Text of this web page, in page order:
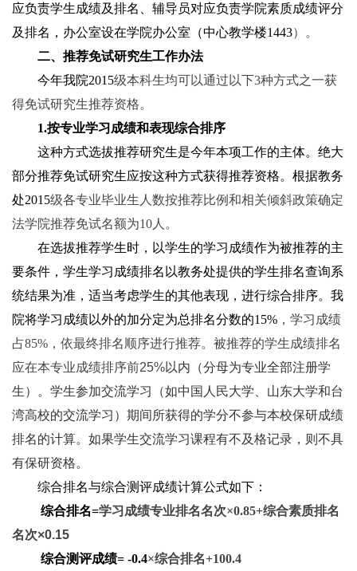
应负责学生成绩及排名、辅导员对应负责学院素质成绩评分
及排名，办公室设在学院办公室（中心教学楼1443）。
二、推荐免试研究生工作办法
今年我院2015级本科生均可以通过以下3种方式之一获
得免试研究生推荐资格。
1.按专业学习成绩和表现综合排序
这种方式选拔推荐研究生是今年本项工作的主体。绝大
部分推荐免试研究生应按这种方式获得推荐资格。根据教务
处2015级各专业毕业生人数按推荐比例和相关倾斜政策确定
法学院推荐免试名额为10 人。
在选拔推荐学生时，以学生的学习成绩作为被推荐的主
要条件，学生学习成绩排名以教务处提供的学生排名查询系
统结果为准，适当考虑学生的其他表现，进行综合排序。我
院将学习成绩以外的加分定为总排名分数的15% ，学习成绩
占85% ，依最终排名顺序进行推荐。被推荐的学生成绩排名
应在本专业成绩排序前25%以内（分母为专业全部注册学
生）。学生参加交流学习（如中国人民大学、山东大学和台
湾高校的交流学习）期间所获得的学分不参与本校保研成绩
排名的计算。如果学生交流学习课程有不及格记录，则不具
有保研资格。
综合排名与综合测评成绩计算公式如下：
综合排名=学习成绩专业排名名次×0.85+综合素质排名
名次×0.15
综合测评成绩= -0.4×综合排名+100.4